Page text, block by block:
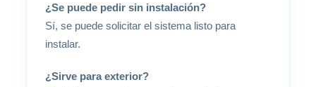
¿Se puede pedir sin instalación?
Sí, se puede solicitar el sistema listo para
instalar.
¿Sirve para exterior?